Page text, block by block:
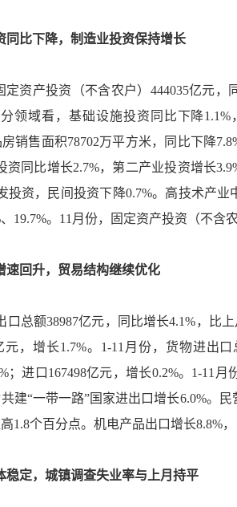
比下降，制造业投资保持增长
定资产投资（不含农户） 444035亿元，
领域看，基础设施投资同比下降1.1%
销售面积78702万平方米，同比下降
资同比增长2.7%，第二产业投资增长
投资，民间投资下降0.7%。高技术产业
、 19.7%。 11 月份，固定资产投资（不含
回升，贸易结构继续优化
口总额38987亿元，同比增长4.1%，比
元，增长1.7%。 1-11 月份，货物进出口
；进口 167498亿元，增长0.2%。 1-11 月
建“一带一路”国家进出口增长6.0%。民
1.8个百分点。机电产品出口增长8.8%
定，城镇调查失业率与上月持平